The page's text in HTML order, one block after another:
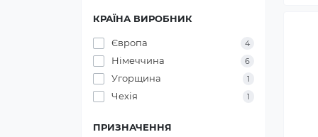
КРАЇНА ВИРОБНИК
Європа 4
Німеччина 6
Угорщина 1
Чехія 1
ПРИЗНАЧЕННЯ